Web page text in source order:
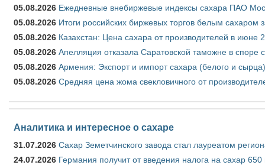
05.08.2026 Ежедневные внебиржевые индексы сахара ПАО
05.08.2026 Итоги российских биржевых торгов белым сахаром
05.08.2026 Казахстан: Цена сахара от производителей в июне
05.08.2026 Апелляция отказала Саратовской таможне в
05.08.2026 Армения: Экспорт и импорт сахара (белого и
05.08.2026 Средняя цена жома свекловичного от
Аналитика и интересное о сахаре
31.07.2026 Сахар Земетчинского завода стал лауреатом
24.07.2026 Германия получит от введения налога на сахар